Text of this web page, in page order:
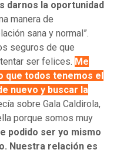
darnos la oportunidad
manera de
sana y normal”.
seguros de que
ser felices. Me
que todos tenemos el
nuevo y buscar la
sobre Gala Caldirola,
porque somos muy
podido ser yo mismo
Nuestra relación es